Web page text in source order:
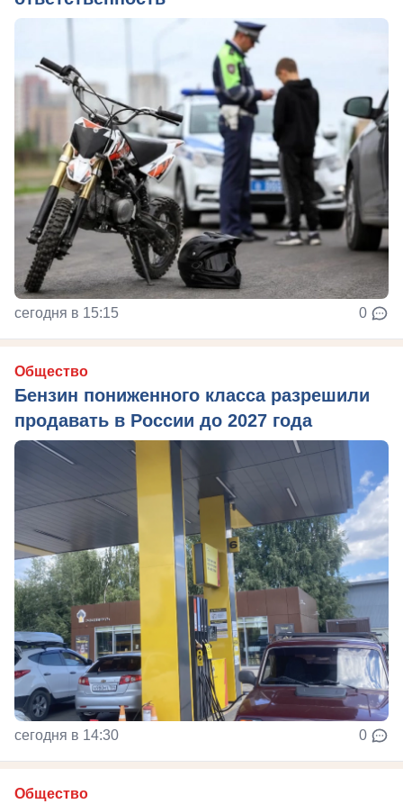
сегодня в 15:15 0
Общество
Бензин пониженного класса разрешили
продавать в России до 2027 года
сегодня в 14:30 0
Общество